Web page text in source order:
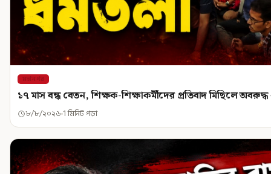
মহানগর
১৭ মাস বন্ধ বেতন, শিক্ষক-শিক্ষাকর্মীদের প্রতিবাদ মিছিলে অবরুদ্ধ
৮/৮/২০২৬ 1 মিনিট পড়া